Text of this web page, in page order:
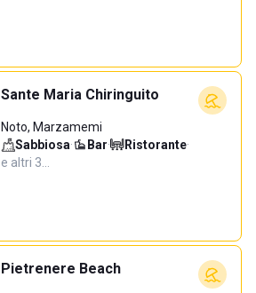
Sante Maria Chiringuito
Noto, Marzamemi
Sabbiosa· Bar· Ristorante·
e altri 3…
Pietrenere Beach